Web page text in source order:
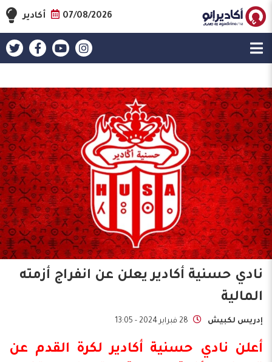
07/08/2026 أكادير
نادي حسنية أكادير يعلن عن انفراج أزمته
المالية
إدريس لكبيش 28 فبراير 2024 - 13:05
أعلن نادي حسنية أكاديرلكرة القدم عن